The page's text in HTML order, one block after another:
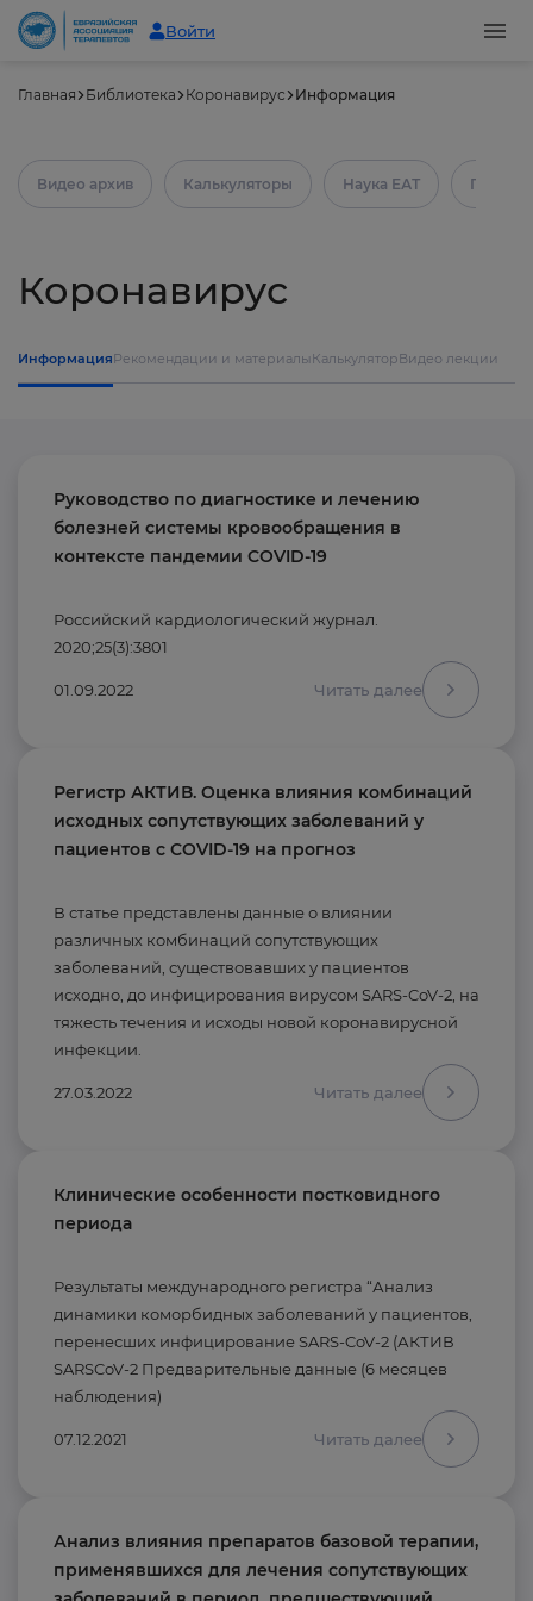
Войти
Главная Библиотека Коронавирус Информация
Видео архив Калькуляторы Наука ЕАТ
Коронавирус
ИнформацияРекомендации и материалыКалькуляторВидео лекции
Руководство по диагностике и лечению
болезней системы кровообращения в
контексте пандемии COVID-19
Российский кардиологический журнал.
2020;25(3):3801
01.09.2022 Читать далее
Регистр АКТИВ. Оценка влияния комбинаций
исходных сопутствующих заболеваний у
пациентов с COVID-19 на прогноз
В статье представлены данные о влиянии
различных комбинаций сопутствующих
заболеваний, существовавших у пациентов
исходно, до инфицирования вирусом SARS-CoV-2, на
тяжесть течения и исходы новой коронавирусной
инфекции.
27.03.2022 Читать далее
Клинические особенности постковидного
периода
Результаты международного регистра “Анализ
динамики коморбидных заболеваний у пациентов,
перенесших инфицирование SARS-CoV-2 (АКТИВ
SARSCoV-2 Предварительные данные (6 месяцев
наблюдения)
07.12.2021 Читать далее
Анализ влияния препаратов базовой терапии,
применявшихся для лечения сопутствующих